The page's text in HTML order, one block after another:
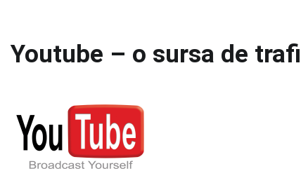
Youtube – o sursa de